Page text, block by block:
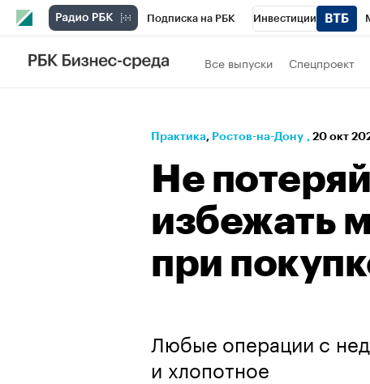
Подписка на РБК Инвестиции
Телеканал
Спецпроекты Проверка контрагентов
Все выпуски Спецпроект
Практика⁠, Ростов-на-Дону , 20 окт
Не
избежать
при
Любые операции с
и хлопотное